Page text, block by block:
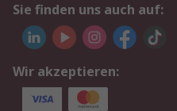
Sie finden uns auch auf:
Wir akzeptieren: